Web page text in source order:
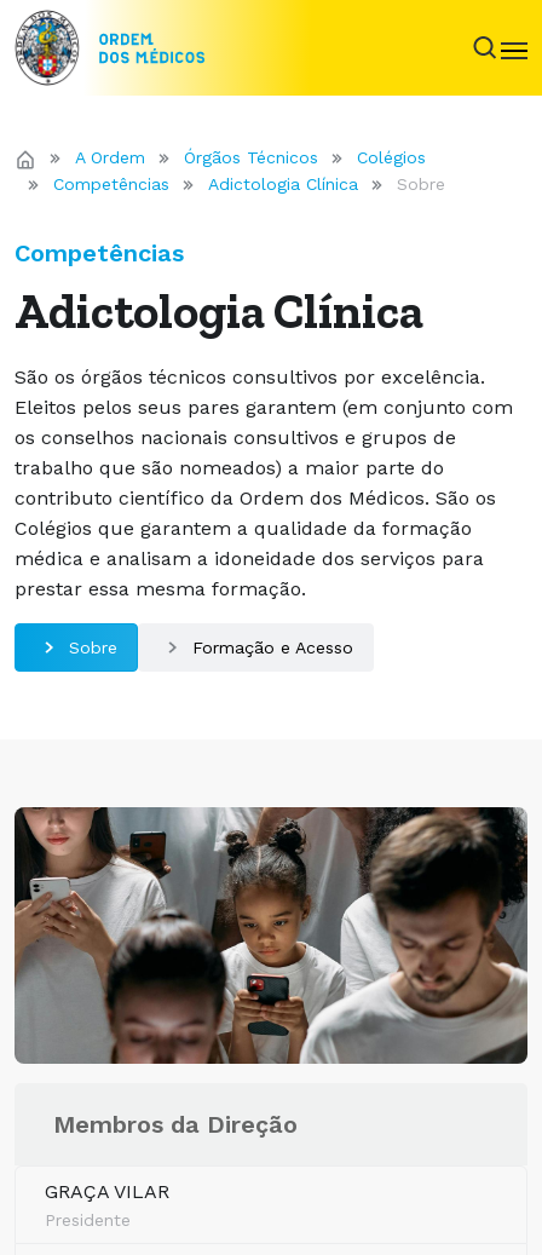
A Ordem Órgãos Técnicos
Colégios
Competências
Adictologia Clínica Sobre
Competências
Adictologia Clínica
São os órgãos técnicos consultivos por excelência.
Eleitos pelos seus pares garantem (em conjunto com
os conselhos nacionais consultivos e grupos de
trabalho que são nomeados) a maior parte do
contributo científico da Ordem dos Médicos. São os
Colégios que garantem a qualidade da formação
médica e analisam a idoneidade dos serviços para
prestar essa mesma formação.
Sobre Formação e Acesso
Membros da Direção
GRAÇA VILAR
Presidente